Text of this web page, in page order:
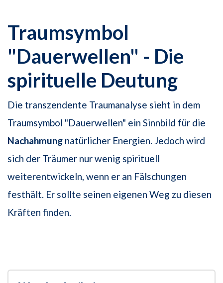
Traumsymbol
"Dauerwellen" - Die
spirituelle Deutung
Die transzendente Traumanalyse sieht in dem
Traumsymbol "Dauerwellen" ein Sinnbild für die
Nachahmung natürlicher Energien. Jedoch wird
sich der Träumer nur wenig spirituell
weiterentwickeln, wenn er an Fälschungen
festhält. Er sollte seinen eigenen Weg zu diesen
Kräften finden.